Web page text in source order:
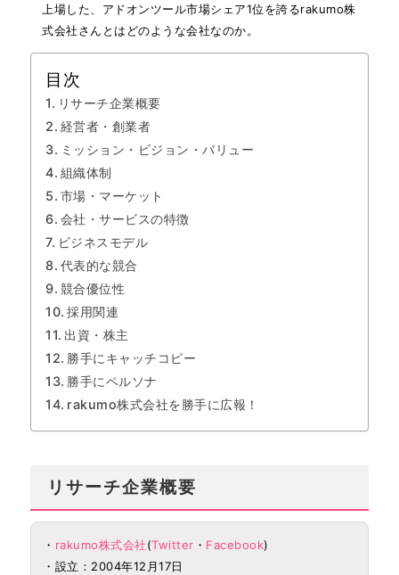
上場した、アドオンツール市場シェア1位を誇るrakumo株
式会社さんとはどのような会社なのか。
目次
リサーチ企業概要
経営者・創業者
ミッション・ビジョン・バリュー
組織体制
市場・マーケット
会社・サービスの特徴
ビジネスモデル
代表的な競合
競合優位性
採用関連
出資・株主
勝手にキャッチコピー
勝手にペルソナ
rakumo株式会社を勝手に広報！
リサーチ企業概要
・ rakumo株式会社(Twitter ・ Facebook)
・設立：2004年12月17日